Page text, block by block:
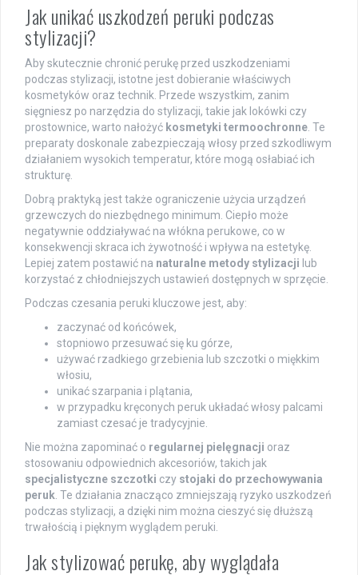
Jak unikać uszkodzeń peruki podczas
stylizacji?
Aby skutecznie chronić perukę przed uszkodzeniami
podczas stylizacji, istotne jest dobieranie właściwych
kosmetyków oraz technik. Przede wszystkim, zanim
sięgniesz po narzędzia do stylizacji, takie jak lokówki czy
prostownice, warto nałożyć kosmetyki termoochronne . Te
preparaty doskonale zabezpieczają włosy przed szkodliwym
działaniem wysokich temperatur, które mogą osłabiać ich
strukturę.
Dobrą praktyką jest także ograniczenie użycia urządzeń
grzewczych do niezbędnego minimum. Ciepło może
negatywnie oddziaływać na włókna perukowe, co w
konsekwencji skraca ich żywotność i wpływa na estetykę.
Lepiej zatem postawić na naturalne metody stylizacji lub
korzystać z chłodniejszych ustawień dostępnych w sprzęcie.
Podczas czesania peruki kluczowe jest, aby:
zaczynać od końcówek,
stopniowo przesuwać się ku górze,
używać rzadkiego grzebienia lub szczotki o miękkim
włosiu,
unikać szarpania i plątania,
w przypadku kręconych peruk układać włosy palcami
zamiast czesać je tradycyjnie.
Nie można zapominać o regularnej pielęgnacji oraz
stosowaniu odpowiednich akcesoriów, takich jak
specjalistyczne szczotki czy stojaki do przechowywania
peruk . Te działania znacząco zmniejszają ryzyko uszkodzeń
podczas stylizacji, a dzięki nim można cieszyć się dłuższą
trwałością i pięknym wyglądem peruki.
Jak stylizować perukę, aby wyglądała